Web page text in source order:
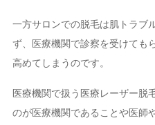
一方サロンでの脱毛は肌トラブ
ず、医療機関で診察を受けても
高めてしまうのです。
医療機関で扱う医療レーザー脱
のが医療機関であることや医師